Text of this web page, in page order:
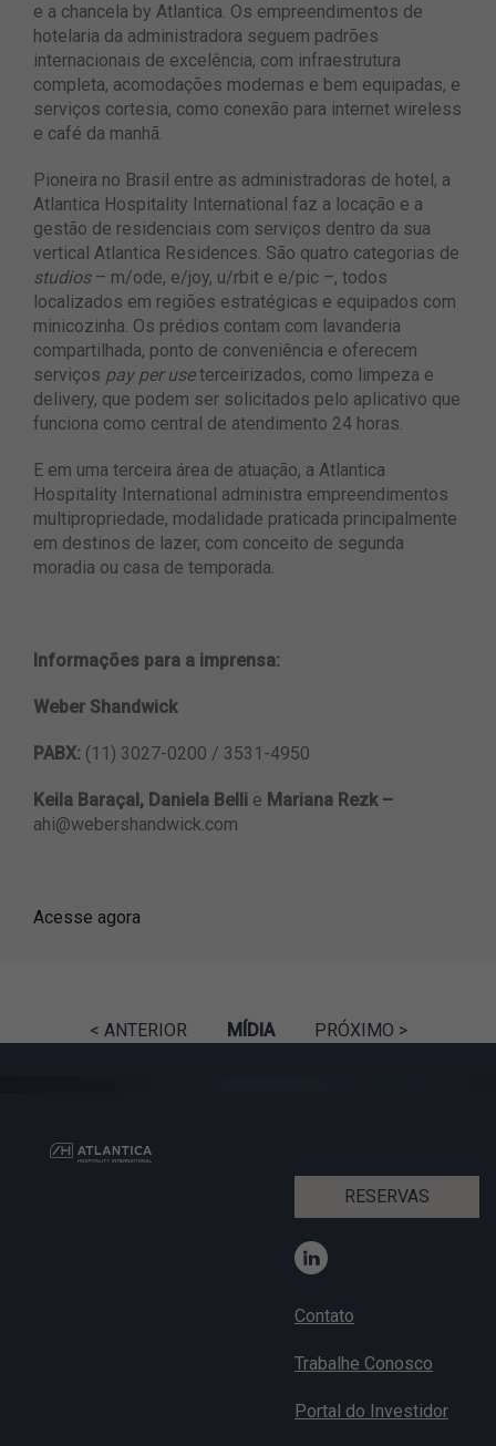
e a chancela by Atlantica. Os empreendimentos de
hotelaria da administradora seguem padrões
internacionais de excelência, com infraestrutura
completa, acomodações modernas e bem equipadas, e
serviços cortesia, como conexão para internet wireless
e café da manhã.
Pioneira no Brasil entre as administradoras de hotel, a
Atlantica Hospitality International faz a locação e a
gestão de residenciais com serviços dentro da sua
vertical Atlantica Residences. São quatro categorias de
studios– m/ode, e/joy, u/rbit e e/pic –, todos
localizados em regiões estratégicas e equipados com
minicozinha. Os prédios contam com lavanderia
compartilhada, ponto de conveniência e oferecem
serviços pay per useterceirizados, como limpeza e
delivery, que podem ser solicitados pelo aplicativo que
funciona como central de atendimento 24 horas.
E em uma terceira área de atuação, a Atlantica
Hospitality International administra empreendimentos
multipropriedade, modalidade praticada principalmente
em destinos de lazer, com conceito de segunda
moradia ou casa de temporada.
Informações para a imprensa:
Weber Shandwick
PABX: (11) 3027-0200 / 3531-4950
Keila Baraçal, Daniela Belli e Mariana Rezk –
ahi@webershandwick.com
Acesse agora
< ANTERIOR MÍDIA PRÓXIMO >
RESERVAS
Contato
Trabalhe Conosco
Portal do Investidor